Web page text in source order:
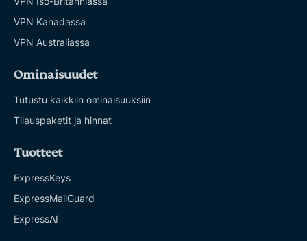
VPN Kanadassa
VPN Australiassa
Ominaisuudet
Tutustu kaikkiin ominaisuuksiin
Tilauspaketit ja hinnat
Tuotteet
ExpressKeys
ExpressMailGuard
ExpressAI